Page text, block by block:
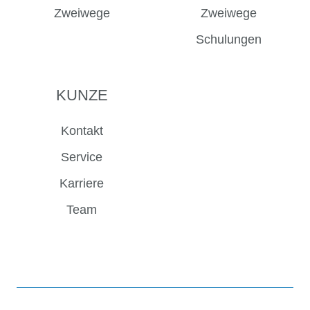
Zweiwege
Zweiwege
Schulungen
KUNZE
Kontakt
Service
Karriere
Team